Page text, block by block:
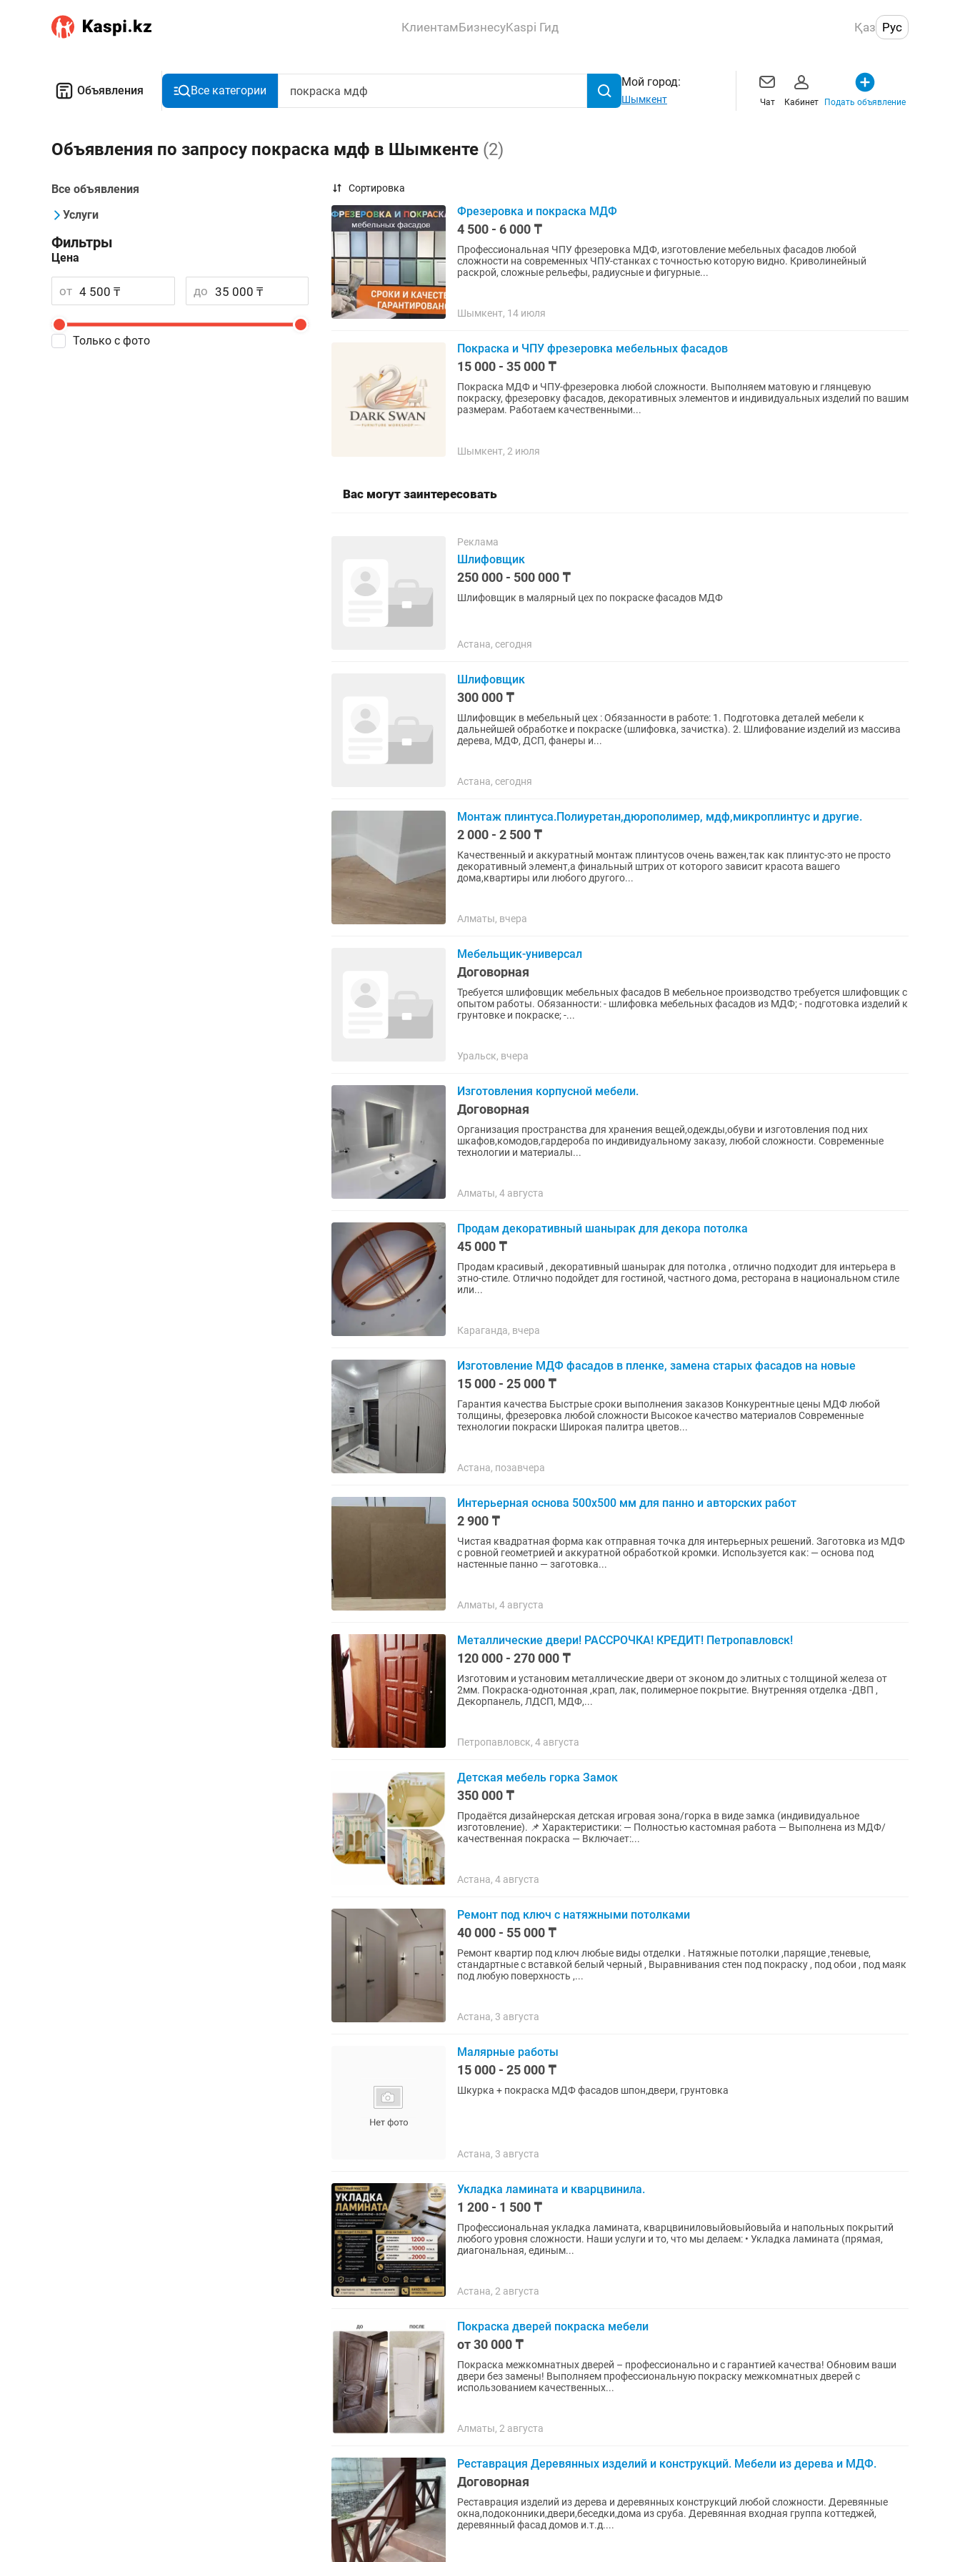
КлиентамБизнесуKaspi Гид Қаз Рус
Объявления Все категории
Мой город:
Шымкент Чат Кабинет Подать объявление
Объявления по запросу покраска мдф в Шымкенте (2)
Все объявления
Услуги
Фильтры
Цена
от до
Только с фото
Сортировка
Фрезеровка и покраска МДФ
4 500 - 6 000 ₸
Профессиональная ЧПУ фрезеровка МДФ, изготовление мебельных фасадов любой
сложности на современных ЧПУ-станках с точностью которую видно. Криволинейный
раскрой, сложные рельефы, радиусные и фигурные...
Шымкент, 14 июля
Покраска и ЧПУ фрезеровка мебельных фасадов
15 000 - 35 000 ₸
Покраска МДФ и ЧПУ-фрезеровка любой сложности. Выполняем матовую и глянцевую
покраску, фрезеровку фасадов, декоративных элементов и индивидуальных изделий по вашим
размерам. Работаем качественными...
Шымкент, 2 июля
Вас могут заинтересовать
Реклама
Шлифовщик
250 000 - 500 000 ₸
Шлифовщик в малярный цех по покраске фасадов МДФ
Астана, сегодня
Шлифовщик
300 000 ₸
Шлифовщик в мебельный цех : Обязанности в работе: 1. Подготовка деталей мебели к
дальнейшей обработке и покраске (шлифовка, зачистка). 2. Шлифование изделий из массива
дерева, МДФ, ДСП, фанеры и...
Астана, сегодня
Монтаж плинтуса.Полиуретан,дюрополимер, мдф,микроплинтус и другие.
2 000 - 2 500 ₸
Качественный и аккуратный монтаж плинтусов очень важен,так как плинтус-это не просто
декоративный элемент,а финальный штрих от которого зависит красота вашего
дома,квартиры или любого другого...
Алматы, вчера
Мебельщик-универсал
Договорная
Требуется шлифовщик мебельных фасадов В мебельное производство требуется шлифовщик с
опытом работы. Обязанности: - шлифовка мебельных фасадов из МДФ; - подготовка изделий к
грунтовке и покраске; -...
Уральск, вчера
Изготовления корпусной мебели.
Договорная
Организация пространства для хранения вещей,одежды,обуви и изготовления под них
шкафов,комодов,гардероба по индивидуальному заказу, любой сложности. Современные
технологии и материалы...
Алматы, 4 августа
Продам декоративный шанырак для декора потолка
45 000 ₸
Продам красивый , декоративный шанырак для потолка , отлично подходит для интерьера в
этно-стиле. Отлично подойдет для гостиной, частного дома, ресторана в национальном стиле
или...
Караганда, вчера
Изготовление МДФ фасадов в пленке, замена старых фасадов на новые
15 000 - 25 000 ₸
Гарантия качества Быстрые сроки выполнения заказов Конкурентные цены МДФ любой
толщины, фрезеровка любой сложности Высокое качество материалов Современные
технологии покраски Широкая палитра цветов...
Астана, позавчера
Интерьерная основа 500х500 мм для панно и авторских работ
2 900 ₸
Чистая квадратная форма как отправная точка для интерьерных решений. Заготовка из МДФ
с ровной геометрией и аккуратной обработкой кромки. Используется как: — основа под
настенные панно — заготовка...
Алматы, 4 августа
Металлические двери! РАССРОЧКА! КРЕДИТ! Петропавловск!
120 000 - 270 000 ₸
Изготовим и установим металлические двери от эконом до элитных с толщиной железа от
2мм. Покраска-однотонная ,крап, лак, полимерное покрытие. Внутренняя отделка -ДВП ,
Декорпанель, ЛДСП, МДФ,...
Петропавловск, 4 августа
Детская мебель горка Замок
350 000 ₸
Продаётся дизайнерская детская игровая зона/горка в виде замка (индивидуальное
изготовление). 📌 Характеристики: — Полностью кастомная работа — Выполнена из МДФ/
качественная покраска — Включает:...
Астана, 4 августа
Ремонт под ключ с натяжными потолками
40 000 - 55 000 ₸
Ремонт квартир под ключ любые виды отделки . Натяжные потолки ,парящие ,теневые,
стандартные с вставкой белый черный , Выравнивания стен под покраску , под обои , под маяк
под любую поверхность ,...
Астана, 3 августа
Малярные работы
15 000 - 25 000 ₸
Шкурка + покраска МДФ фасадов шпон,двери, грунтовка
Астана, 3 августа
Укладка ламината и кварцвинила.
1 200 - 1 500 ₸
Профессиональная укладка ламината, кварцвиниловыйовыйовыйа и напольных покрытий
любого уровня сложности. Наши услуги и то, что мы делаем: • Укладка ламината (прямая,
диагональная, единым...
Астана, 2 августа
Покраска дверей покраска мебели
от 30 000 ₸
Покраска межкомнатных дверей – профессионально и с гарантией качества! Обновим ваши
двери без замены! Выполняем профессиональную покраску межкомнатных дверей с
использованием качественных...
Алматы, 2 августа
Реставрация Деревянных изделий и конструкций. Мебели из дерева и МДФ.
Договорная
Реставрация изделий из дерева и деревянных конструкций любой сложности. Деревянные
окна,подоконники,двери,беседки,дома из сруба. Деревянная входная группа коттеджей,
деревянный фасад домов и.т.д....